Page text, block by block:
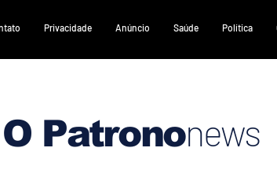
Privacidade Anúncio Saúde Política
O Patrononews